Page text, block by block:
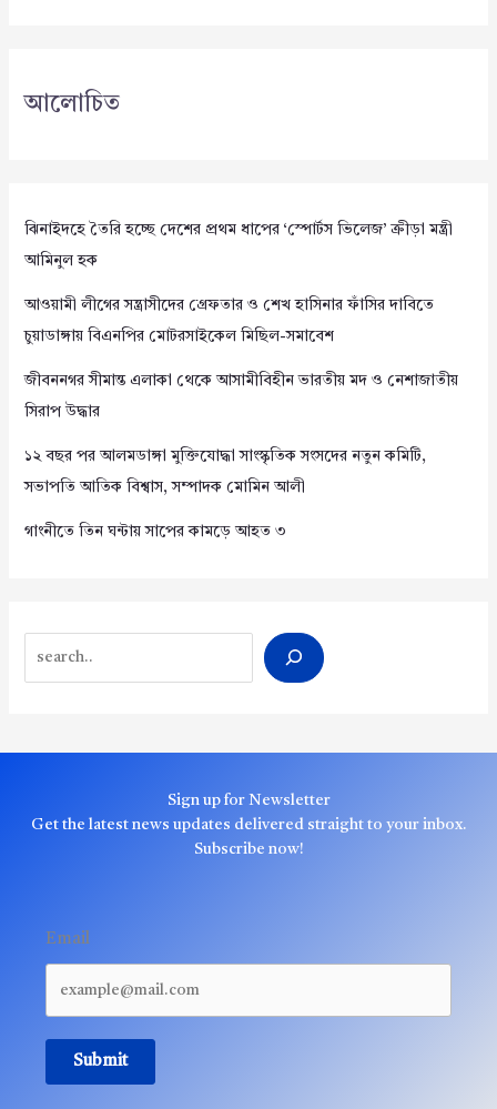
আলোচিত
ঝিনাইদহে তৈরি হচ্ছে দেশের প্রথম ধাপের ‘স্পোর্টস ভিলেজ’ ক্রীড়া মন্ত্রী
আমিনুল হক
আওয়ামী লীগের সন্ত্রাসীদের গ্রেফতার ও শেখ হাসিনার ফাঁসির দাবিতে
চুয়াডাঙ্গায় বিএনপির মোটরসাইকেল মিছিল-সমাবেশ
জীবননগর সীমান্ত এলাকা থেকে আসামীবিহীন ভারতীয় মদ ও নেশাজাতীয়
সিরাপ উদ্ধার
১২ বছর পর আলমডাঙ্গা মুক্তিযোদ্ধা সাংস্কৃতিক সংসদের নতুন কমিটি,
সভাপতি আতিক বিশ্বাস, সম্পাদক মোমিন আলী
গাংনীতে তিন ঘন্টায় সাপের কামড়ে আহত ৩
Sign up for Newsletter
Get the latest news updates delivered straight to your inbox.
Subscribe now!
Email
Submit